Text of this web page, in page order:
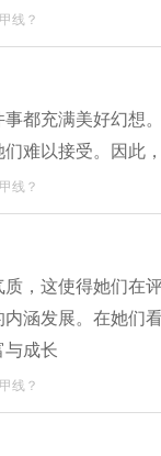
线？
都充满美好幻想
难以接受。因此
线？
，这使得她们在
涵发展。在她们
与成长
线？